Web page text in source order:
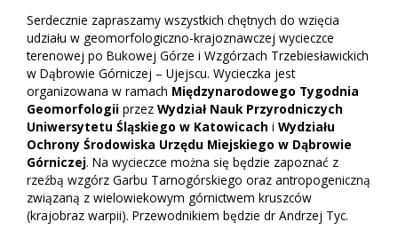
Serdecznie zapraszamy wszystkich chętnych do wzięcia
udziału w geomorfologiczno-krajoznawczej wycieczce
terenowej po Bukowej Górze i Wzgórzach Trzebiesławickich
w Dąbrowie Górniczej – Ujejscu. Wycieczka jest
organizowana w ramach Międzynarodowego Tygodnia
Geomorfologii przez Wydział Nauk Przyrodniczych
Uniwersytetu Śląskiego w Katowicach i Wydziału
Ochrony Środowiska Urzędu Miejskiego w Dąbrowie
Górniczej. Na wycieczce można się będzie zapoznać z
rzeźbą wzgórz Garbu Tarnogórskiego oraz antropogeniczną
związaną z wielowiekowym górnictwem kruszców
(krajobraz warpii). Przewodnikiem będzie dr Andrzej Tyc.